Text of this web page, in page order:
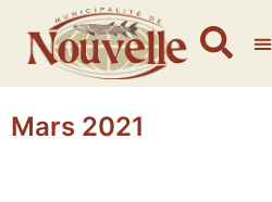
Mars 2021